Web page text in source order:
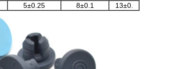
5±0.25 8±0.1 13±0.